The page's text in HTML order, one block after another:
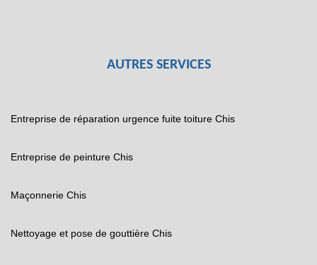
AUTRES SERVICES
Entreprise de réparation urgence fuite toiture Chis
Entreprise de peinture Chis
Maçonnerie Chis
Nettoyage et pose de gouttière Chis